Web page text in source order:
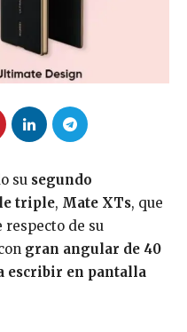
su segundo
triple, Mate XTs, que
de su
gran angular de 40
escribir en pantalla